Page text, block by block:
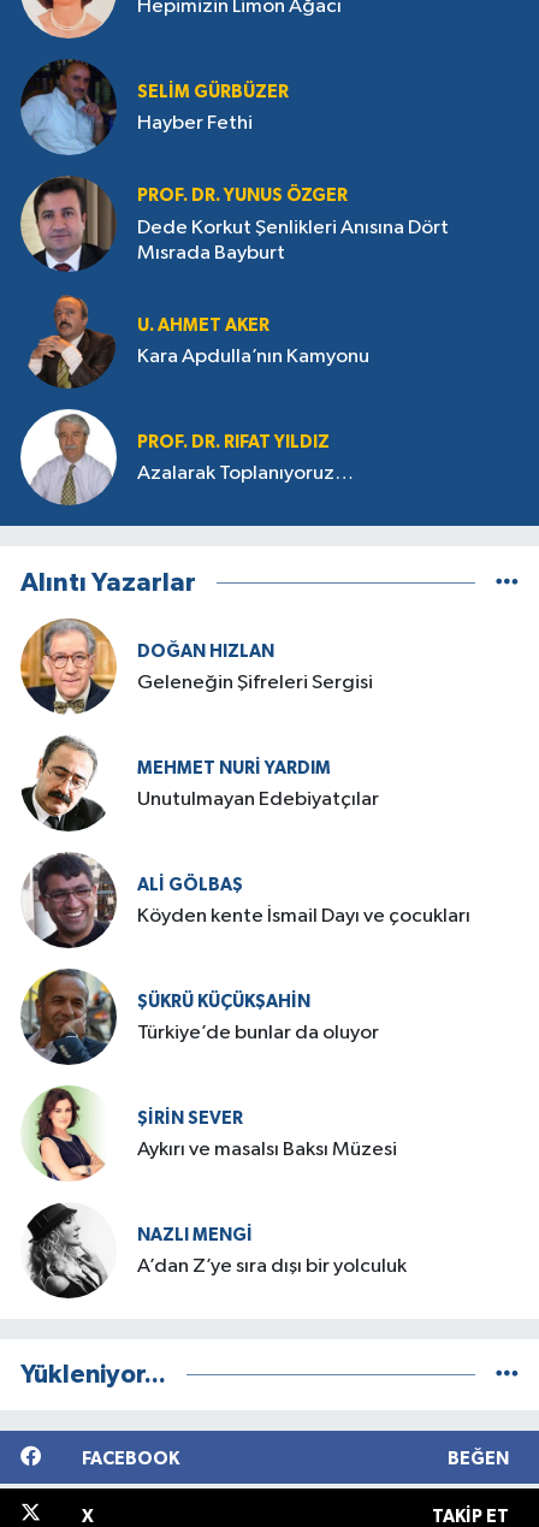
Hepimizin Limon Ağacı
SELIM GÜRBÜZER
Hayber Fethi
PROF. DR. YUNUS ÖZGER
Dede Korkut Şenlikleri Anısına Dört
Mısrada Bayburt
U. AHMET AKER
Kara Apdulla’nın Kamyonu
PROF. DR. RIFAT YILDIZ
Azalarak Toplanıyoruz…
Alıntı Yazarlar
DOĞAN HIZLAN
Geleneğin Şifreleri Sergisi
MEHMET NURI YARDIM
​Unutulmayan Edebiyatçılar
ALI GÖLBAŞ
Köyden kente İsmail Dayı ve çocukları
ŞÜKRÜ KÜÇÜKŞAHIN
Türkiye’de bunlar da oluyor
ŞIRIN SEVER
Aykırı ve masalsı Baksı Müzesi
NAZLI MENGI
A’dan Z’ye sıra dışı bir yolculuk
Yükleniyor...
FACEBOOK BEĞEN
X TAKIP ET